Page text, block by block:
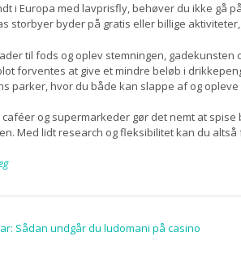
i Europa med lavprisfly, behøver du ikke gå
storbyer byder på gratis eller billige
til fods og oplev stemningen,
forventes at give et mindre beløb i
parker, hvor du både kan slappe af og opleve
og supermarkeder gør det nemt at
Med lidt research og fleksibilitet kan du
Sådan undgår du ludomani på casino